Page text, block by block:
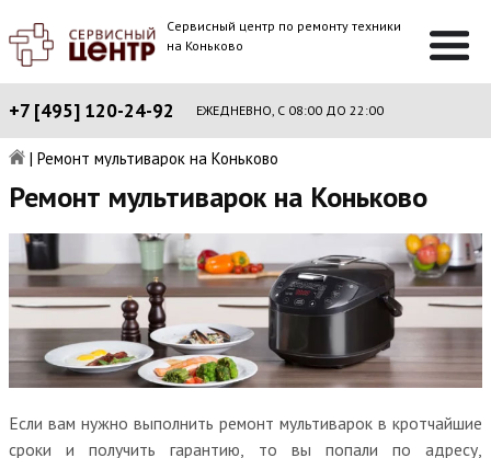
Сервисный центр по ремонту техники
на Коньково
+7 [495] 120-24-92 ЕЖЕДНЕВНО, С 08:00 ДО 22:00
| Ремонт мультиварок на Коньково
Ремонт мультиварок на Коньково
Если вам нужно выполнить ремонт мультиварок в кротчайшие
сроки и получить гарантию, то вы попали по адресу,